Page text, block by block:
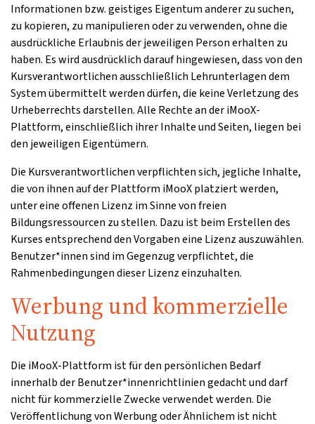
Informationen bzw. geistiges Eigentum anderer zu suchen,
zu kopieren, zu manipulieren oder zu verwenden, ohne die
ausdrückliche Erlaubnis der jeweiligen Person erhalten zu
haben. Es wird ausdrücklich darauf hingewiesen, dass von den
Kursverantwortlichen ausschließlich Lehrunterlagen dem
System übermittelt werden dürfen, die keine Verletzung des
Urheberrechts darstellen. Alle Rechte an der iMooX-
Plattform, einschließlich ihrer Inhalte und Seiten, liegen bei
den jeweiligen Eigentümern.
Die Kursverantwortlichen verpflichten sich, jegliche Inhalte,
die von ihnen auf der Plattform iMooX platziert werden,
unter eine offenen Lizenz im Sinne von freien
Bildungsressourcen zu stellen. Dazu ist beim Erstellen des
Kurses entsprechend den Vorgaben eine Lizenz auszuwählen.
Benutzer*innen sind im Gegenzug verpflichtet, die
Rahmenbedingungen dieser Lizenz einzuhalten.
Werbung und kommerzielle
Nutzung
Die iMooX-Plattform ist für den persönlichen Bedarf
innerhalb der Benutzer*innenrichtlinien gedacht und darf
nicht für kommerzielle Zwecke verwendet werden. Die
Veröffentlichung von Werbung oder Ähnlichem ist nicht